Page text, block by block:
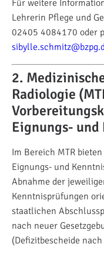
Für weitere
Lehrerin Pflege und
02405 4084170 oder
2.
Radiologie
Eignungs- und
Im Bereich MTR
Eignungs- und
Abnahme der
Kenntnisprüfungen
staatlichen
nach neuer
(Defizitbescheide